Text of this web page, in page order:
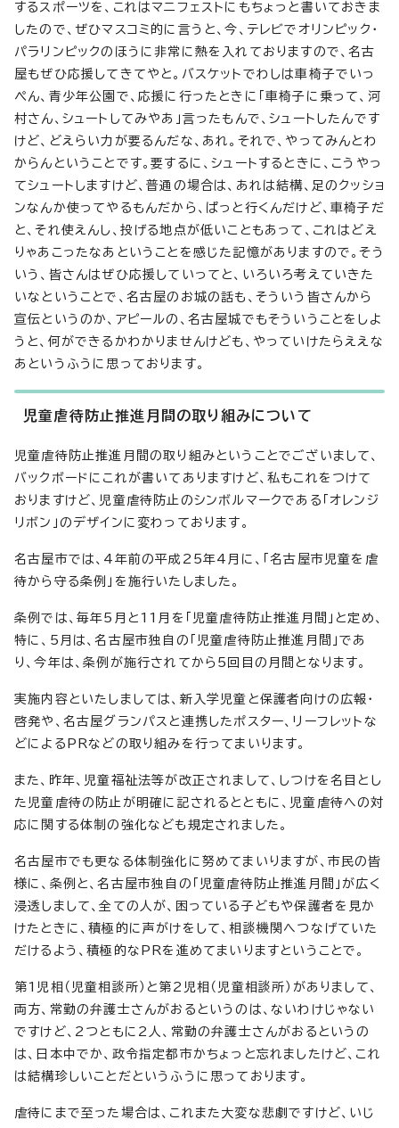
するスポーツを、これはマニフェストにもちょっと書いておきま
したので、ぜひマスコミ的に言うと、今、テレビでオリンピック・
パラリンピックのほうに非常に熱を入れておりますので、名古
屋もぜひ応援してきてやと。バスケットでわしは車椅子でいっ
ぺん、青少年公園で、応援に行ったときに「車椅子に乗って、河
村さん、シュートしてみやあ」言ったもんで、シュートしたんです
けど、どえらい力が要るんだな、あれ。それで、やってみんとわ
からんということです。要するに、シュートするときに、こうやっ
てシュートしますけど、普通の場合は、あれは結構、足のクッショ
ンなんか使ってやるもんだから、ぱっと行くんだけど、車椅子だ
と、それ使えんし、投げる地点が低いこともあって、これはどえ
りゃあこったなあということを感じた記憶がありますので。そう
いう、皆さんはぜひ応援していってと、いろいろ考えていきた
いなということで、名古屋のお城の話も、そういう皆さんから
宣伝というのか、アピールの、名古屋城でもそういうことをしよ
うと、何ができるかわかりませんけども、やっていけたらええな
あというふうに思っております。
児童虐待防止推進月間の取り組みについて
児童虐待防止推進月間の取り組みということでございまして、
バックボードにこれが書いてありますけど、私もこれをつけて
おりますけど、児童虐待防止のシンボルマークである「オレンジ
リボン」のデザインに変わっております。
名古屋市では、4年前の平成25年4月に、「名古屋市児童を虐
待から守る条例」を施行いたしました。
条例では、毎年5月と11月を「児童虐待防止推進月間」と定め、
特に、5月は、名古屋市独自の「児童虐待防止推進月間」であ
り、今年は、条例が施行されてから5回目の月間となります。
実施内容といたしましては、新入学児童と保護者向けの広報・
啓発や、名古屋グランパスと連携したポスター、リーフレットな
どによるPRなどの取り組みを行ってまいります。
また、昨年、児童福祉法等が改正されまして、しつけを名目とし
た児童虐待の防止が明確に記されるとともに、児童虐待への対
応に関する体制の強化なども規定されました。
名古屋市でも更なる体制強化に努めてまいりますが、市民の皆
様に、条例と、名古屋市独自の「児童虐待防止推進月間」が広く
浸透しまして、全ての人が、困っている子どもや保護者を見か
けたときに、積極的に声がけをして、相談機関へつなげていた
だけるよう、積極的なPRを進めてまいりますということで。
第1児相（児童相談所）と第2児相（児童相談所）がありまして、
両方、常勤の弁護士さんがおるというのは、ないわけじゃない
ですけど、2つともに2人、常勤の弁護士さんがおるというの
は、日本中でか、政令指定都市かちょっと忘れましたけど、これ
は結構珍しいことだというふうに思っております。
虐待にまで至った場合は、これまた大変な悲劇ですけど、いじ